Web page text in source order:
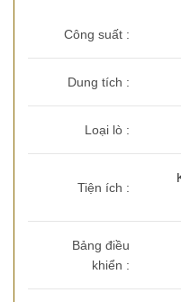
Công suất :
Dung tích :
Loại lò :
Tiện ích :
Bảng điều
khiển :